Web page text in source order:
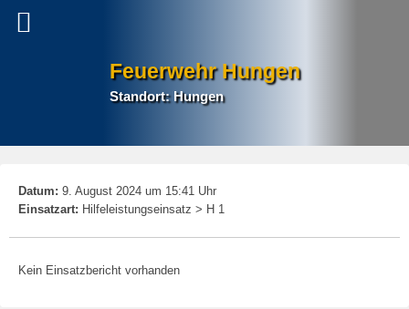
Feuerwehr Hungen
Standort: Hungen
Datum: 9. August 2024 um 15:41 Uhr
Einsatzart: Hilfeleistungseinsatz > H 1
Kein Einsatzbericht vorhanden